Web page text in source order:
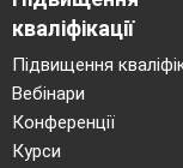
кваліфікації
Підвищення
Вебінари
Конференції
Курси